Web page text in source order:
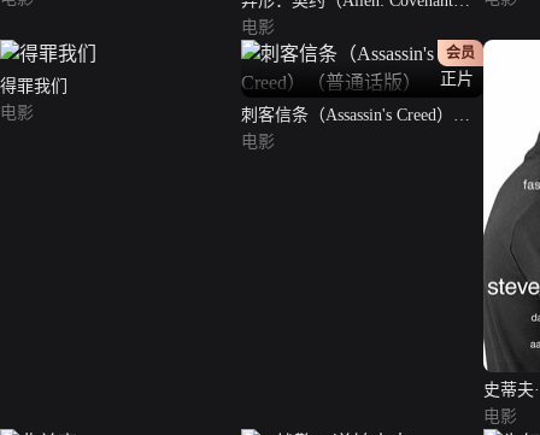
（普通话版）
电影
得罪我们
电影
正片
会员
刺客信条（Assassin's Creed）
（普通话版）
电影
史蒂夫
电影